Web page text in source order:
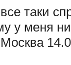
таки
у меня